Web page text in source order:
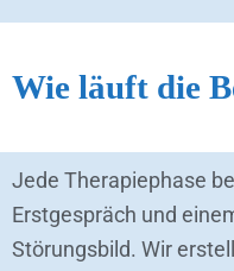
Wie läuft die
Jede Therapiephase
Erstgespräch und
Störungsbild. Wir